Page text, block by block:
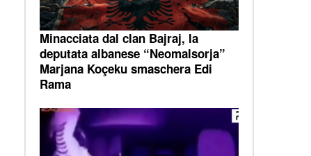
Minacciata dal clan Bajraj, la
deputata albanese “Neomalsorja”
Marjana Koçeku smaschera Edi
Rama